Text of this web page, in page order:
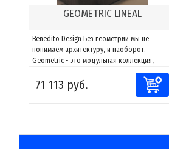
GEOMETRIC LINEAL
Benedito Design Без геометрии мы не
понимаем архитектуру, и наоборот.
Geometric - это модульная коллекция,
способная адаптировать свет к любому
пространству. Благодаря сочетаниям
компонентов можно создавать фигуры и
71 113 руб.